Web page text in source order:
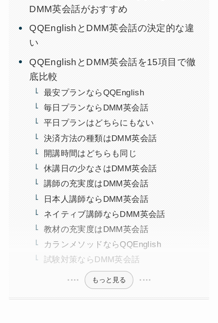
DMM英会話がおすすめ
QQEnglishとDMM英会話の決定的な違
い
QQEnglishとDMM英会話を15項目で徹
底比較
最安プランならQQEnglish
毎日プランならDMM英会話
平日プランはどちらにもない
決済方法の種類はDMM英会話
開講時間はどちらも同じ
休講日の少なさはDMM英会話
講師の充実度はDMM英会話
日本人講師ならDMM英会話
ネイティブ講師ならDMM英会話
教材の充実度はDMM英会話
カランメソッドならQQEnglish
試験対策ならDMM英会話
もっと見る